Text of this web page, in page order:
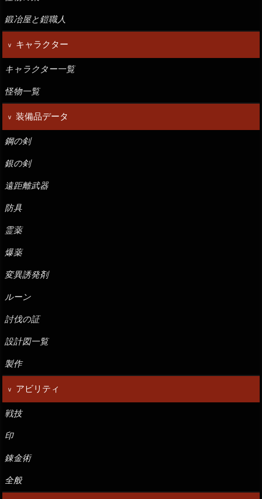
鍛冶屋と鎧職人
キャラクター
キャラクター一覧
怪物一覧
装備品データ
鋼の剣
銀の剣
遠距離武器
防具
霊薬
爆薬
変異誘発剤
ルーン
討伐の証
設計図一覧
製作
アビリティ
戦技
印
錬金術
全般